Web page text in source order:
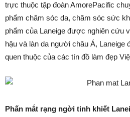
trực thuộc tập đoàn AmorePacific
phẩm chăm sóc da, chăm sóc sức
phẩm của Laneige được nghiên cứu
hậu và làn da người châu Á, Laneige
quen thuộc của các tín đồ làm đẹp
Phấn mắt rạng ngời tinh khiết